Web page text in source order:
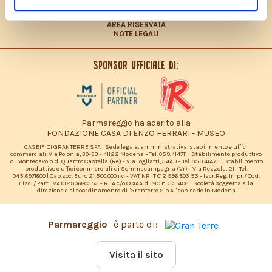
AREA RISERVATA
NOTE LEGALI
Sponsor ufficiale di:
Parmareggio ha aderito alla
FONDAZIONE CASA DI ENZO FERRARI - MUSEO
CASEIFICI GRANTERRE SPA | Sede legale, amministrativa, stabilimento e uffici
commerciali: Via Polonia, 30-33 - 41122 Modena – Tel. 059.414711 | Stabilimento produttivo
di Montecavolo di Quattro Castella (Re) - Via Togliatti, 34AB - Tel. 059.414711 | Stabilimento
produttivo e uffici commerciali di Sommacampagna (Vr) - Via Rezzola, 21 - Tel.
045.8971800 | Cap.soc. Euro 21.500.000 i.v. - VAT NR IT 012 996 803 53 - Iscr.Reg. Impr./ Cod.
Fisc. / Part. IVA 01299680353 - REA c/o CCIAA di MO n. 351496 | Società soggetta alla
direzione e al coordinamento di "Granterre S.p.A." con sede in Modena
Parmareggio è parte di:
Visita il sito